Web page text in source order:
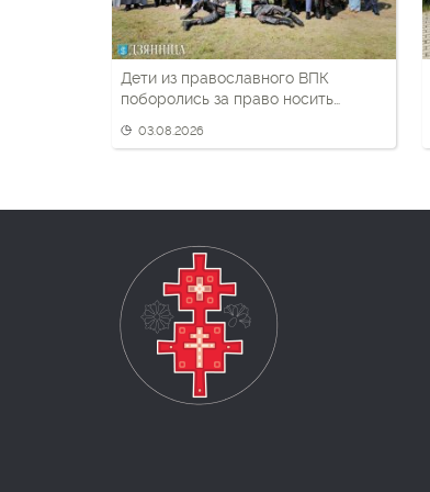
Дети из православного ВПК
поборолись за право носить
03.08.2026